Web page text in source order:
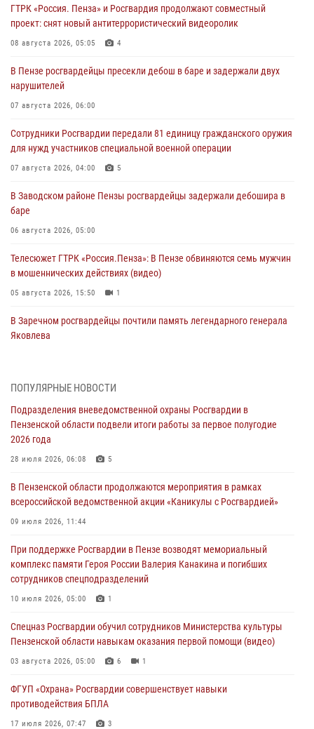
ГТРК «Россия. Пенза» и Росгвардия продолжают совместный
проект: снят новый антитеррористический видеоролик
08 августа 2026, 05:05 4
В Пензе росгвардейцы пресекли дебош в баре и задержали двух
нарушителей
07 августа 2026, 06:00
Сотрудники Росгвардии передали 81 единицу гражданского оружия
для нужд участников специальной военной операции
07 августа 2026, 04:00 5
В Заводском районе Пензы росгвардейцы задержали дебошира в
баре
06 августа 2026, 05:00
Телесюжет ГТРК «Россия.Пенза»: В Пензе обвиняются семь мужчин
в мошеннических действиях (видео)
05 августа 2026, 15:50 1
В Заречном росгвардейцы почтили память легендарного генерала
Яковлева
Сотрудники пензенского ОМОН «Страж» познакомили участников
05 августа 2026, 06:15
В Пензе сотрудники Росгвардии оказали помощь
дезориентированному пенсионеру
В Пензе при силовой поддержке Росгвардии пресечена
деятельность ОПГ, маскировавшейся под реабилитационный центр
04 августа 2026, 07:05 4
В Управлении Росгвардии по Пензенской области подвели итоги
работы за первое полугодие 2026 года
ПОПУЛЯРНЫЕ НОВОСТИ
Подразделения вневедомственной охраны Росгвардии в
Пензенской области подвели итоги работы за первое полугодие
2026 года
28 июля 2026, 06:08 5
В Пензенской области продолжаются мероприятия в рамках
всероссийской ведомственной акции «Каникулы с Росгвардией»
09 июля 2026, 11:44
При поддержке Росгвардии в Пензе возводят мемориальный
комплекс памяти Героя России Валерия Канакина и погибших
сотрудников спецподразделений
10 июля 2026, 05:00 1
Спецназ Росгвардии обучил сотрудников Министерства культуры
Пензенской области навыкам оказания первой помощи (видео)
03 августа 2026, 05:00 6 1
ФГУП «Охрана» Росгвардии совершенствует навыки
противодействия БПЛА
17 июля 2026, 07:47 3